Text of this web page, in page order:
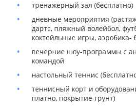
тренажерный зал (бесплатно)
дневные мероприятия
дартс, пляжный волейбол,
коктейльные игры, аэробика-
вечерние шоу-программы с
командой
настольный теннис
теннисный корт и
платно, покрытие-грунт)